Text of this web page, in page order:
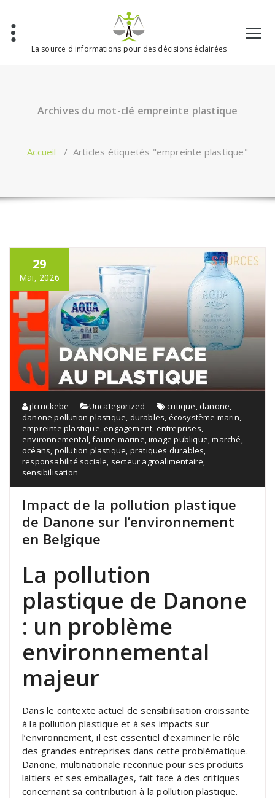
contenu
La source d'informations pour des décisions éclairées
Archives du mot-clé empreinte plastique
Accueil / Articles étiquetés "empreinte plastique"
29
Mai, 2026
jlcruckebe Uncategorized critique,danone,
danone pollution plastique, durables, écosystème marin,
empreinte plastique,engagement, entreprises,
environnemental,faune marine,image publique,marché,
océans, pollution plastique, pratiques durables,
responsabilité sociale, secteur agroalimentaire,
sensibilisation
Impact de la pollution plastique
de Danone sur l’environnement
en Belgique
La pollution
plastique de Danone
: un problème
environnemental
majeur
Dans le contexte actuel de sensibilisation croissante
à la pollution plastique et à ses impacts sur
l’environnement, il est essentiel d’examiner le rôle
des grandes entreprises dans cette problématique.
Danone, multinationale reconnue pour ses produits
laitiers et ses emballages, fait face à des critiques
concernant sa contribution à la pollution plastique.